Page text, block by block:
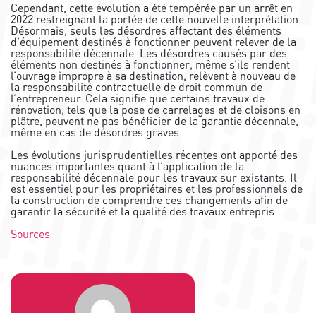
Cependant, cette évolution a été tempérée par un arrêt en
2022 restreignant la portée de cette nouvelle interprétation.
Désormais, seuls les désordres affectant des éléments
d’équipement destinés à fonctionner peuvent relever de la
responsabilité décennale. Les désordres causés par des
éléments non destinés à fonctionner, même s’ils rendent
l’ouvrage impropre à sa destination, relèvent à nouveau de
la responsabilité contractuelle de droit commun de
l’entrepreneur. Cela signifie que certains travaux de
rénovation, tels que la pose de carrelages et de cloisons en
plâtre, peuvent ne pas bénéficier de la garantie décennale,
même en cas de désordres graves.
Les évolutions jurisprudentielles récentes ont apporté des
nuances importantes quant à l’application de la
responsabilité décennale pour les travaux sur existants. Il
est essentiel pour les propriétaires et les professionnels de
la construction de comprendre ces changements afin de
garantir la sécurité et la qualité des travaux entrepris.
Sources